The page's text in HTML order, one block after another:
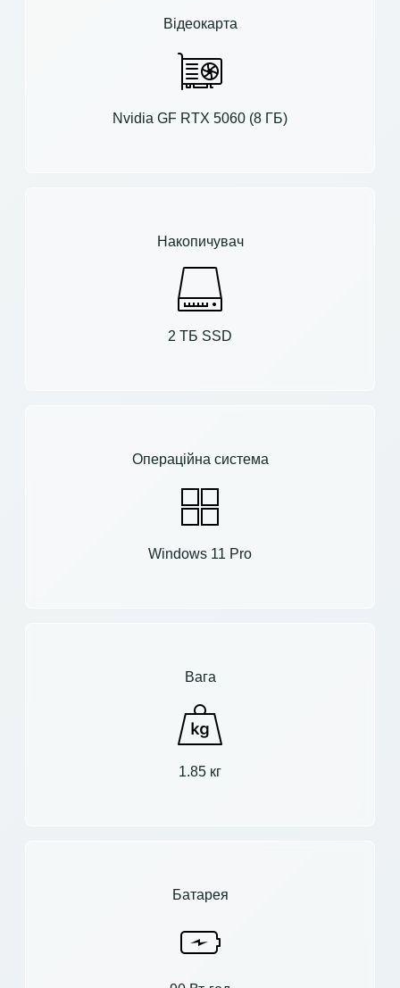
Відеокарта
Nvidia GF RTX 5060 (8 ГБ)
Накопичувач
2 ТБ SSD
Операційна система
Windows 11 Pro
Вага
1.85 кг
Батарея